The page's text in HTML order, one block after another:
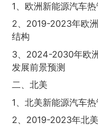
1、欧洲新能源汽车
2、2019-2023年欧
结构
3、2024-2030年欧
发展前景预测
二、北美
1、北美新能源汽车
2、2019-2023年北